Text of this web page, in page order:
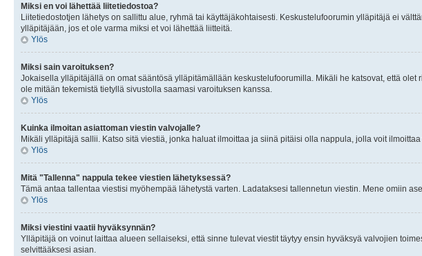
Miksi en voi lähettää liitetiedostoa?
Liitetiedostotjen lähetys on sallittu alue, ryhmä tai käyttäjäkohtaisesti. Keskustelufoorumin ylläpitäjä ei
ylläpitäjään, jos et ole varma miksi et voi lähettää liitteitä.
Ylös
Miksi sain varoituksen?
Jokaisella ylläpitäjällä on omat sääntösä ylläpitämällään keskustelufoorumilla. Mikäli he katsovat, että
ole mitään tekemistä tietyllä sivustolla saamasi varoituksen kanssa.
Ylös
Kuinka ilmoitan asiattoman viestin valvojalle?
Mikäli ylläpitäjä sallii. Katso sitä viestiä, jonka haluat ilmoittaa ja siinä pitäisi olla nappula, jolla voit
Ylös
Mitä "Tallenna" nappula tekee viestien lähetyksessä?
Tämä antaa tallentaa viestisi myöhempää lähetystä varten. Ladataksesi tallennetun viestin. Mene omiin
Ylös
Miksi viestini vaatii hyväksynnän?
Ylläpitäjä on voinut laittaa alueen sellaiseksi, että sinne tulevat viestit täytyy ensin hyväksyä valvojien
selvittääksesi asian.